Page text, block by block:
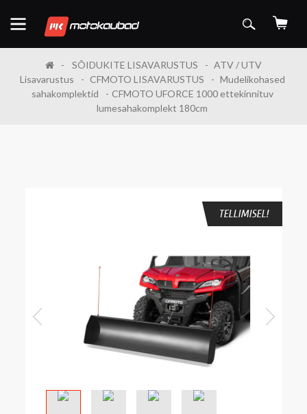
SÕIDUKITE LISAVARUSTUS
ATV / UTV
Lisavarustus
CFMOTO LISAVARUSTUS
Mudelikohased
sahakomplektid
CFMOTO UFORCE 1000 ettekinnituv
lumesahakomplekt 180cm
TELLIMISEL!